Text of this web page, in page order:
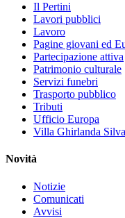
Il Pertini
Lavori pubblici
Lavoro
Pagine giovani ed
Partecipazione attiva
Patrimonio culturale
Servizi funebri
Trasporto pubblico
Tributi
Ufficio Europa
Villa Ghirlanda Silva
Novità
Notizie
Comunicati
Avvisi